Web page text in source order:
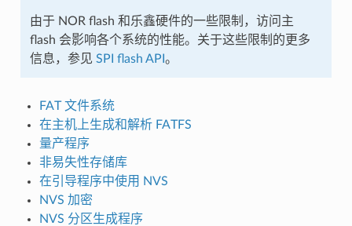
由于 NOR flash 和乐鑫硬件的一些限制，访问主
flash 会影响各个系统的性能。关于这些限制的更多
信息，参见 SPI flash API 。
FAT 文件系统
在主机上生成和解析 FATFS
量产程序
非易失性存储库
在引导程序中使用 NVS
NVS 加密
NVS 分区生成程序